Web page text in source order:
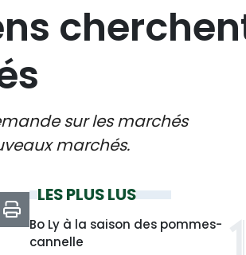
sur les marchés
marchés.
LES PLUS LUS
Bo Ly à la saison des pommes-
cannelle